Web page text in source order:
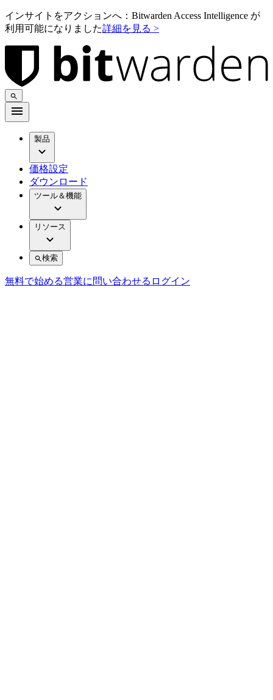
インサイトをアクションへ：Bitwarden Access Intelligence が
利用可能になりました詳細を見る >
製品
価格設定
ダウンロード
ツール＆機能
リソース
検索
無料で始める営業に問い合わせる ログイン